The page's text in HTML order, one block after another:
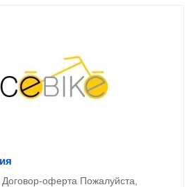
оферта Пожалуйста,